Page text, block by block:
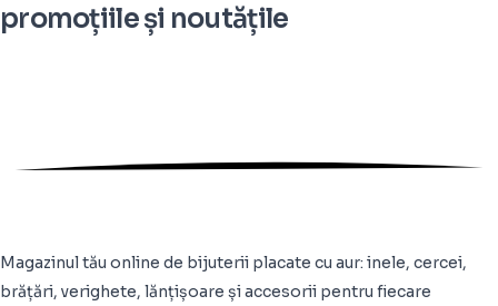
promoțiile și noutățile
Magazinul tău online de bijuterii placate cu aur: inele, cercei,
brățări, verighete, lănțișoare și accesorii pentru fiecare